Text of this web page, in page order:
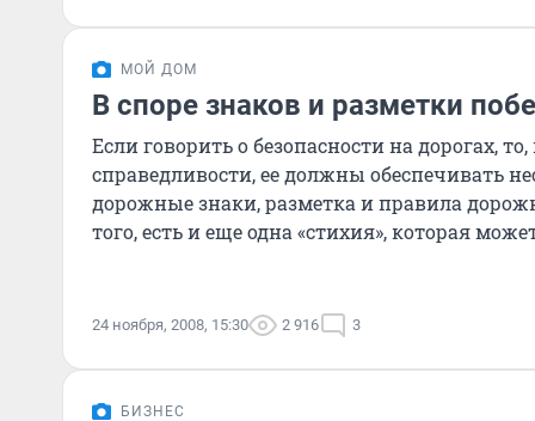
МОЙ ДОМ
В споре знаков и разметки
Если говорить о безопасности на дорогах, то,
справедливости, ее должны обеспечивать
дорожные знаки, разметка и правила
того, есть и еще одна «стихия», которая
24 ноября, 2008, 15:30 2 916 3
БИЗНЕС